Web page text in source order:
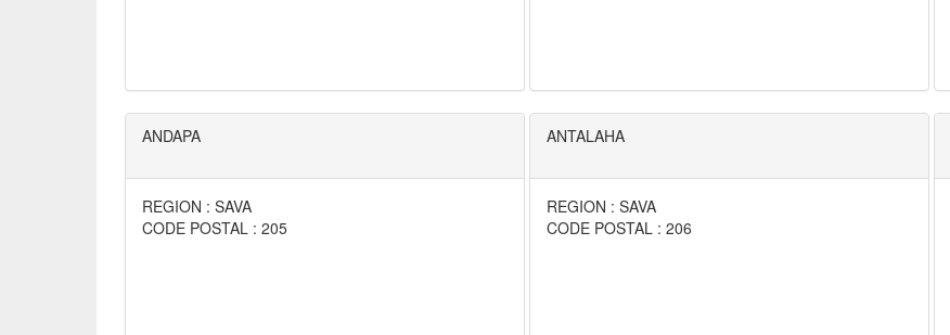
ANDAPA
REGION : SAVA
CODE POSTAL : 205
ANTALAHA
REGION : SAVA
CODE POSTAL : 206